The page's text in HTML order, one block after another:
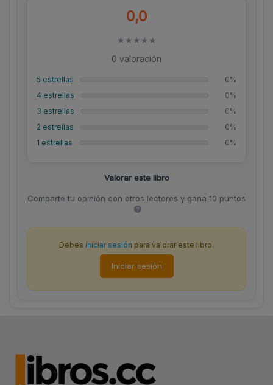
0,0
★ ★ ★ ★ ★
0 valoración
5 estrellas
0%
4 estrellas
0%
3 estrellas
0%
2 estrellas
0%
1 estrellas
0%
Valorar este libro
Comparte tu opinión con otros lectores y gana 10 puntos
Debes iniciar sesión para valorar este libro.
Iniciar sesión